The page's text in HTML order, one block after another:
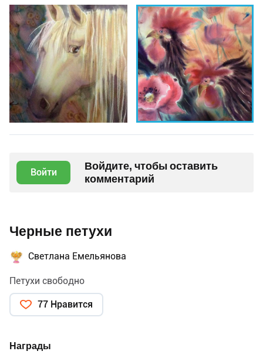
Войти
Войдите, чтобы оставить
комментарий
Черные петухи
Светлана Емельянова
Петухи свободно
77 Нравится
Награды